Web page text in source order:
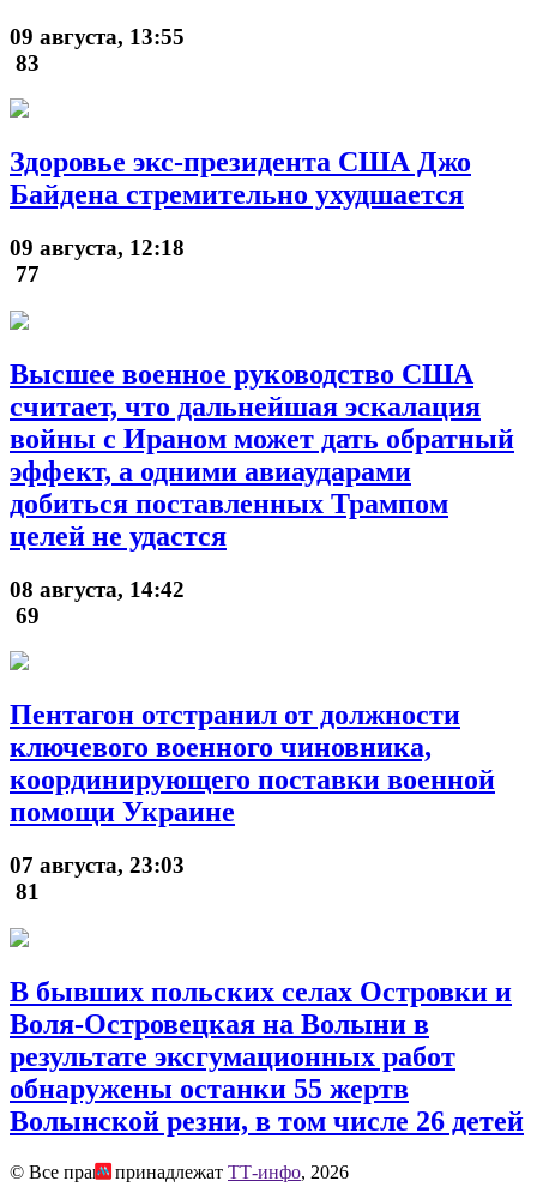
09 августа, 13:55
83
Здоровье экс-президента США Джо
Байдена стремительно ухудшается
09 августа, 12:18
77
Высшее военное руководство США
считает, что дальнейшая эскалация
войны с Ираном может дать обратный
эффект, а одними авиаударами
добиться поставленных Трампом
целей не удастся
08 августа, 14:42
69
Пентагон отстранил от должности
ключевого военного чиновника,
координирующего поставки военной
помощи Украине
07 августа, 23:03
81
В бывших польских селах Островки и
Воля-Островецкая на Волыни в
результате эксгумационных работ
обнаружены останки 55 жертв
Волынской резни, в том числе 26 детей
© Все права принадлежат ТТ-инфо, 2026